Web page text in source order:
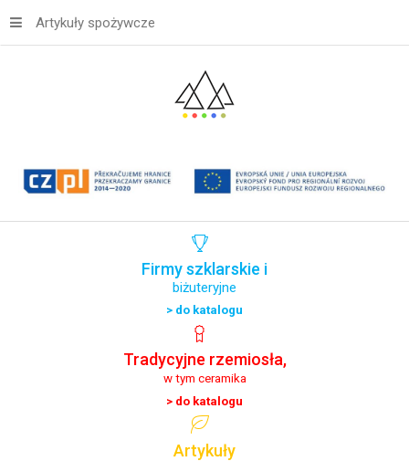
Artykuły spożywcze
Firmyszklarskie i
biżuteryjne
> do katalogu
Tradycyjne rzemiosła,
w tym ceramika
> do katalogu
Artykuły